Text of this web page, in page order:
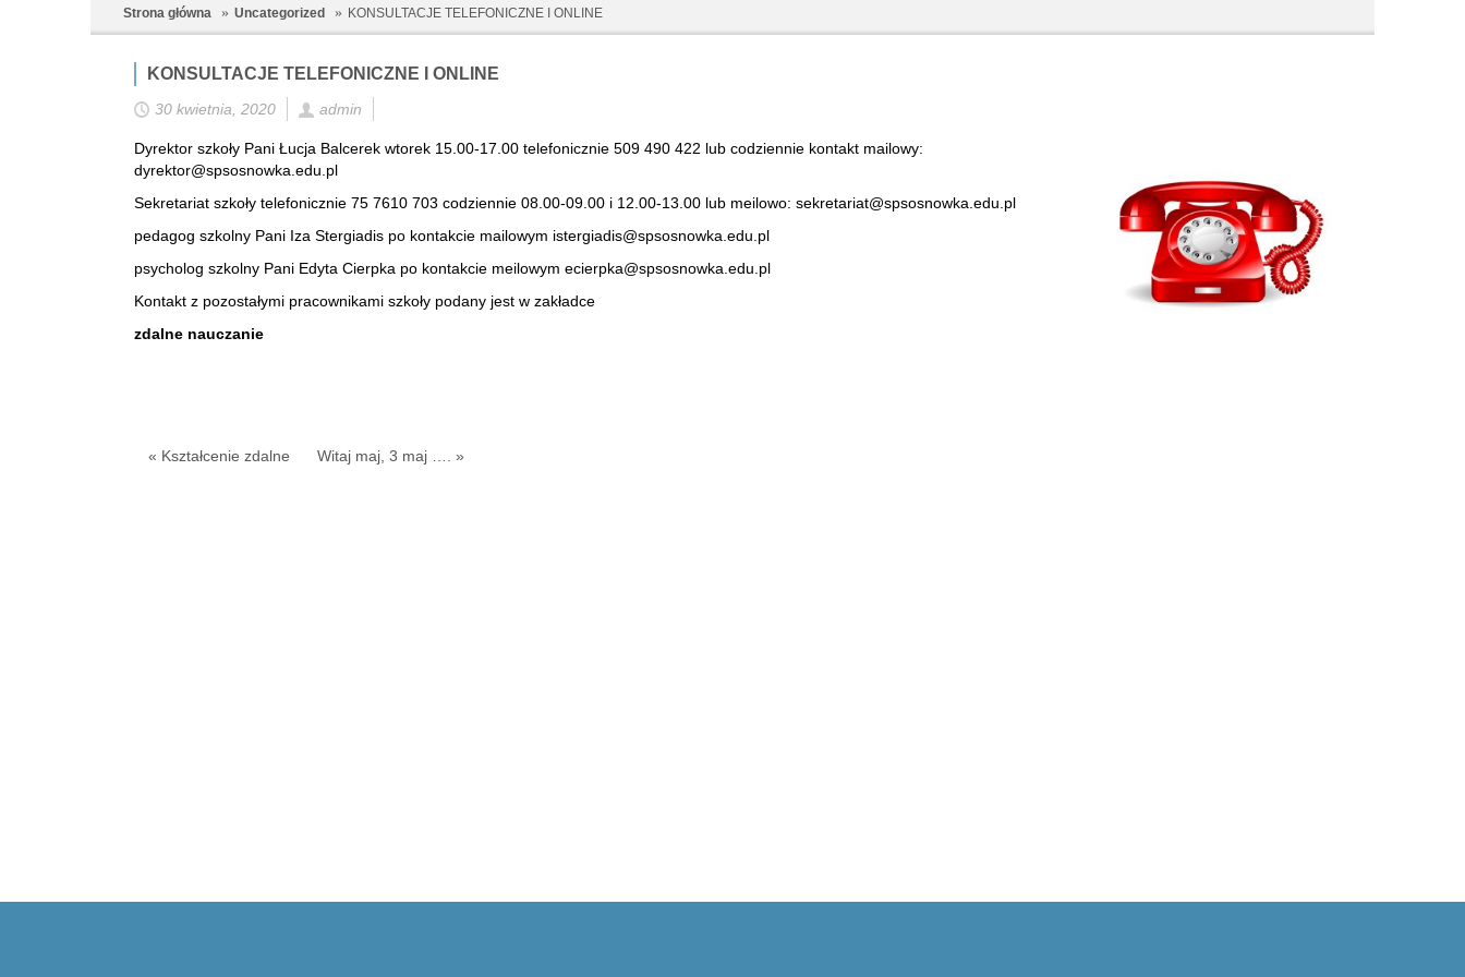
Strona główna Uncategorized KONSULTACJE TELEFONICZNE I ONLINE
KONSULTACJE TELEFONICZNE I ONLINE
30 kwietnia, 2020 admin
Dyrektor szkoły Pani Łucja Balcerek wtorek 15.00-17.00 telefonicznie 509 490 422 lub codziennie kontakt mailowy:
dyrektor@spsosnowka.edu.pl
Sekretariat szkoły telefonicznie 75 7610 703 codziennie 08.00-09.00 i 12.00-13.00 lub meilowo: sekretariat@spsosnowka.edu.pl
pedagog szkolny Pani Iza Stergiadis po kontakcie mailowym istergiadis@spsosnowka.edu.pl
psycholog szkolny Pani Edyta Cierpka po kontakcie meilowym ecierpka@spsosnowka.edu.pl
Kontakt z pozostałymi pracownikami szkoły podany jest w zakładce
zdalne nauczanie
« Kształcenie zdalne Witaj maj, 3 maj …. »